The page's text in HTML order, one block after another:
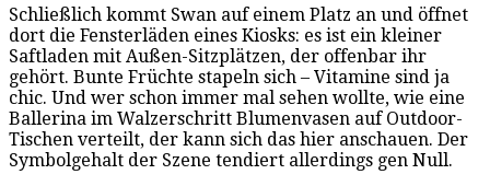
Schließlich kommt Swan auf einem Platz an und öffnet
dort die Fensterläden eines Kiosks: es ist ein kleiner
Saftladen mit Außen-Sitzplätzen, der offenbar ihr
gehört. Bunte Früchte stapeln sich – Vitamine sind ja
chic. Und wer schon immer mal sehen wollte, wie eine
Ballerina im Walzerschritt Blumenvasen auf Outdoor-
Tischen verteilt, der kann sich das hier anschauen. Der
Symbolgehalt der Szene tendiert allerdings gen Null.